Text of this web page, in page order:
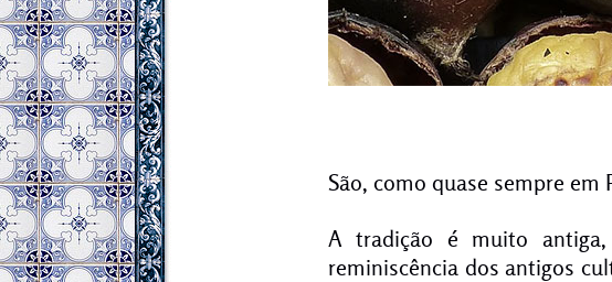
São, como quase sempre em
A tradição é muito
reminiscência dos antigos